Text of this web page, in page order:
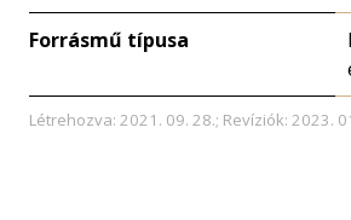
Forrásmű típusa
Létrehozva: 2021. 09. 28.; Revíziók: 2023.